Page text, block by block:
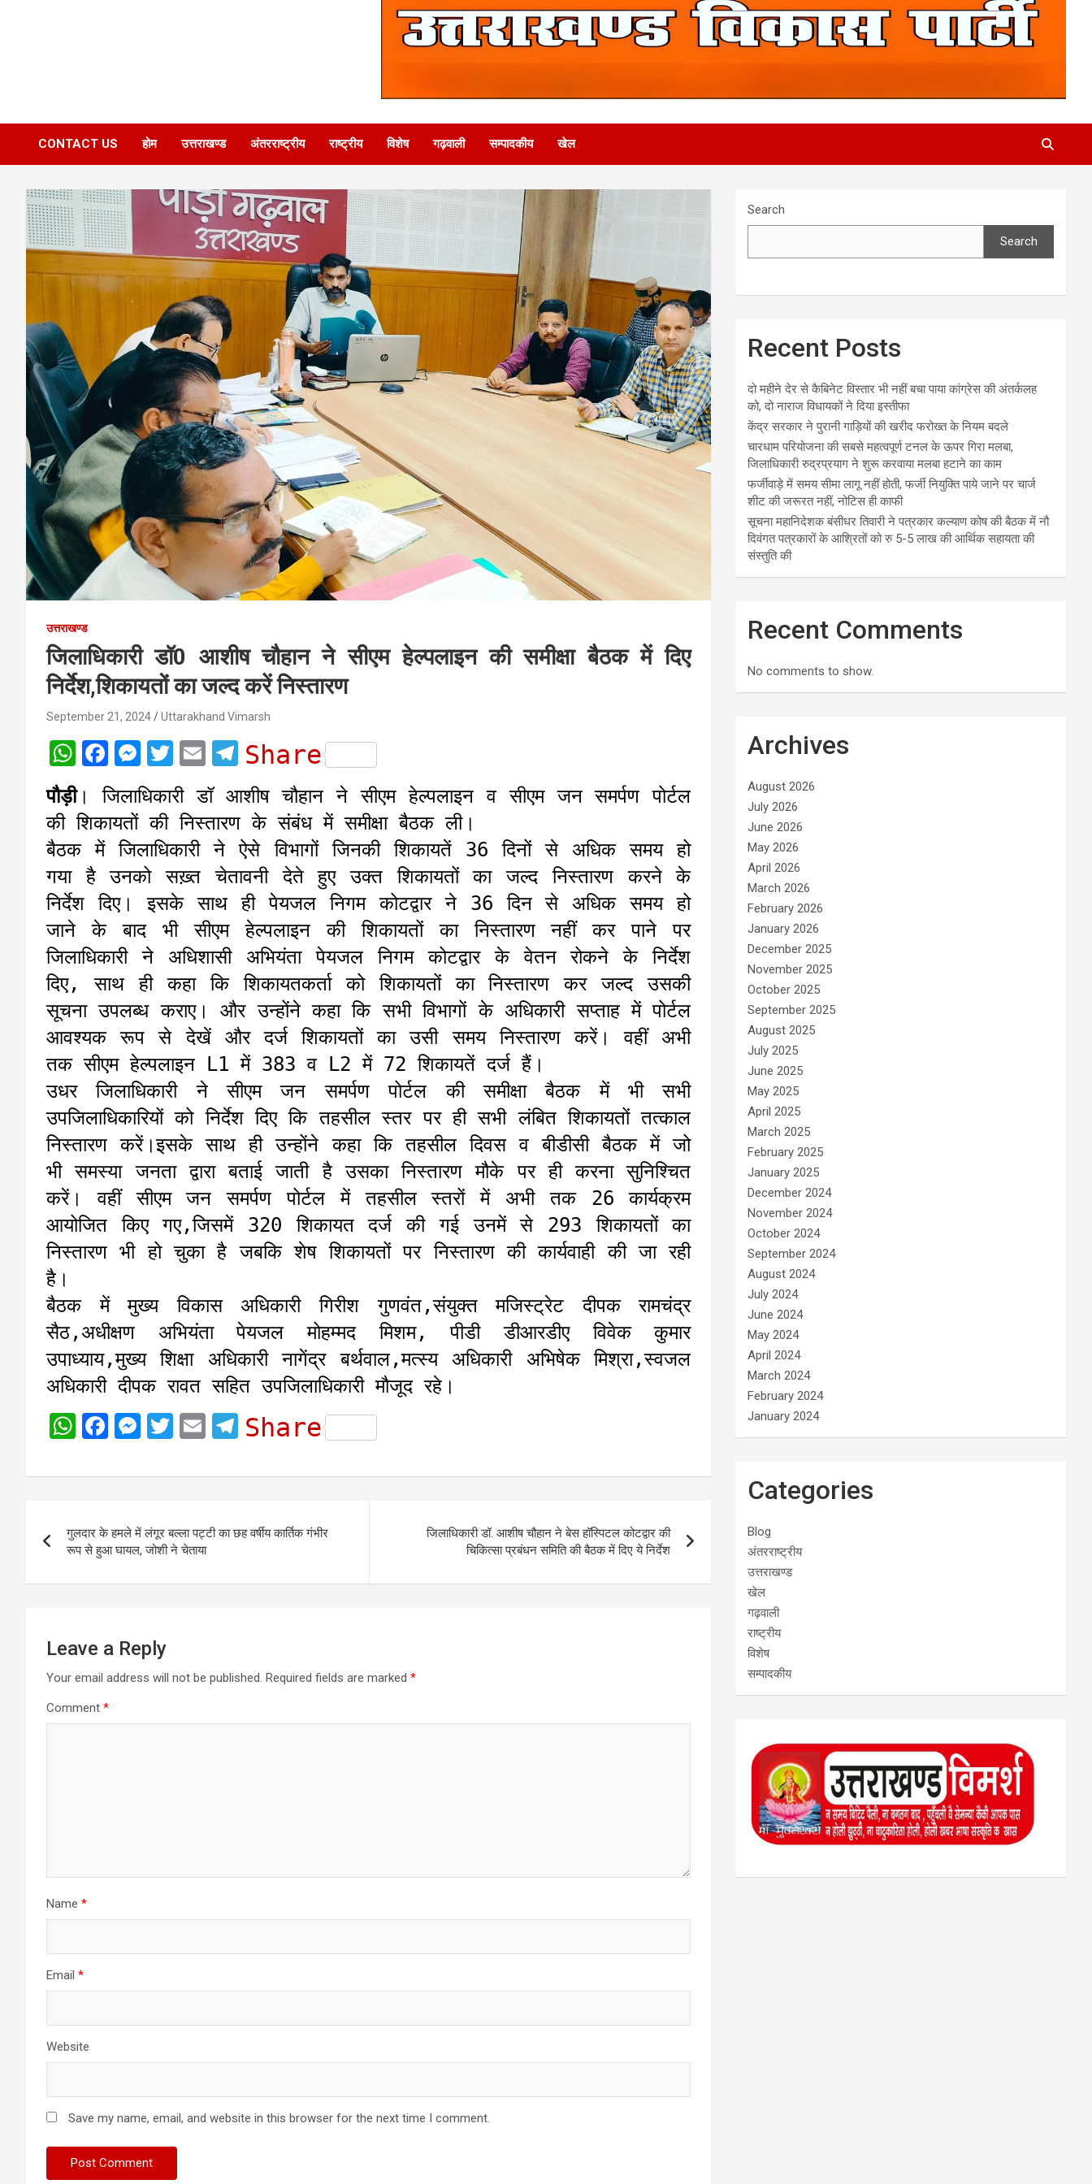
CONTACT US होम उत्तराखण्ड अंतरराष्ट्रीय राष्ट्रीय विशेष गढ़वाली सम्पादकीय खेल
उत्तराखण्ड
जिलाधिकारी डॉ0 आशीष चौहान ने सीएम हेल्पलाइन की समीक्षा बैठक में दिए
निर्देश,शिकायतों का जल्द करें निस्तारण
September 21, 2024 Uttarakhand Vimarsh
W
a
t
s
A
p
F
a
c
e
b
o
o
k
M
e
s
s
e
n
g
e
r
T
w
i
t
t
e
r
E
m
a
i
l
T
e
l
e
g
r
a
m
Share
पौड़ी। जिलाधिकारी डॉ आशीष चौहान ने सीएम हेल्पलाइन व सीएम जन समर्पण पोर्टल
की शिकायतों की निस्तारण के संबंध में समीक्षा बैठक ली।
बैठक में जिलाधिकारी ने ऐसे विभागों जिनकी शिकायतें 36 दिनों से अधिक समय हो
गया है उनको सख़्त चेतावनी देते हुए उक्त शिकायतों का जल्द निस्तारण करने के
निर्देश दिए। इसके साथ ही पेयजल निगम कोटद्वार ने 36 दिन से अधिक समय हो
जाने के बाद भी सीएम हेल्पलाइन की शिकायतों का निस्तारण नहीं कर पाने पर
जिलाधिकारी ने अधिशासी अभियंता पेयजल निगम कोटद्वार के वेतन रोकने के निर्देश
दिए, साथ ही कहा कि शिकायतकर्ता को शिकायतों का निस्तारण कर जल्द उसकी
सूचना उपलब्ध कराए। और उन्होंने कहा कि सभी विभागों के अधिकारी सप्ताह में पोर्टल
आवश्यक रूप से देखें और दर्ज शिकायतों का उसी समय निस्तारण करें। वहीं अभी
तक सीएम हेल्पलाइन L1 में 383 व L2 में 72 शिकायतें दर्ज हैं।
उधर जिलाधिकारी ने सीएम जन समर्पण पोर्टल की समीक्षा बैठक में भी सभी
उपजिलाधिकारियों को निर्देश दिए कि तहसील स्तर पर ही सभी लंबित शिकायतों तत्काल
निस्तारण करें।इसके साथ ही उन्होंने कहा कि तहसील दिवस व बीडीसी बैठक में जो
भी समस्या जनता द्वारा बताई जाती है उसका निस्तारण मौके पर ही करना सुनिश्चित
करें। वहीं सीएम जन समर्पण पोर्टल में तहसील स्तरों में अभी तक 26 कार्यक्रम
आयोजित किए गए,जिसमें 320 शिकायत दर्ज की गई उनमें से 293 शिकायतों का
निस्तारण भी हो चुका है जबकि शेष शिकायतों पर निस्तारण की कार्यवाही की जा रही
है।
बैठक में मुख्य विकास अधिकारी गिरीश गुणवंत,संयुक्त मजिस्ट्रेट दीपक रामचंद्र
सैठ,अधीक्षण अभियंता पेयजल मोहम्मद मिशम, पीडी डीआरडीए विवेक कुमार
उपाध्याय,मुख्य शिक्षा अधिकारी नागेंद्र बर्थवाल,मत्स्य अधिकारी अभिषेक मिश्रा,स्वजल
अधिकारी दीपक रावत सहित उपजिलाधिकारी मौजूद रहे।
W
a
s
A
p
F
c
b
o
o
M
s
e
n
g
r
T
i
t
e
r
E
a
l
T
l
g
a
Share
navigation
गुलदार के हमले में लंगूर बल्ला पट्टी का छह वर्षीय कार्तिक गंभीर
रूप से हुआ घायल, जोशी ने चेताया
जिलाधिकारी डॉ. आशीष चौहान ने बेस हॉस्पिटल कोटद्वार की
चिकित्सा प्रबंधन समिति की बैठक में दिए ये निर्देश
Leave a Reply
Your email address will not be published. Required fields are marked *
Comment *
Name *
Email *
Website
Save my name, email, and website in this browser for the next time I comment.
Search
Search
Recent Posts
दो महीने देर से कैबिनेट विस्तार भी नहीं बचा पाया कांग्रेस की अंतर्कलह
को, दो नाराज विधायकों ने दिया इस्तीफा
केंद्र सरकार ने पुरानी गाड़ियों की खरीद फरोख्त के नियम बदले
चारधाम परियोजना की सबसे महत्वपूर्ण टनल के ऊपर गिरा मलबा,
जिलाधिकारी रुद्रप्रयाग ने शुरू करवाया मलबा हटाने का काम
फर्जीवाड़े में समय सीमा लागू नहीं होती, फर्जी नियुक्ति पाये जाने पर चार्ज
शीट की जरूरत नहीं, नोटिस ही काफी
सूचना महानिदेशक बंसीधर तिवारी ने पत्रकार कल्याण कोष की बैठक में नौ
दिवंगत पत्रकारों के आश्रितों को रु 5-5 लाख की आर्थिक सहायता की
संस्तुति की
Recent Comments
No comments to show.
Archives
August 2026
July 2026
June 2026
May 2026
April 2026
March 2026
February 2026
January 2026
December 2025
November 2025
October 2025
September 2025
August 2025
July 2025
June 2025
May 2025
April 2025
March 2025
February 2025
January 2025
December 2024
November 2024
October 2024
September 2024
August 2024
July 2024
June 2024
May 2024
April 2024
March 2024
February 2024
January 2024
Categories
Blog
अंतरराष्ट्रीय
उत्तराखण्ड
खेल
गढ़वाली
राष्ट्रीय
विशेष
सम्पादकीय